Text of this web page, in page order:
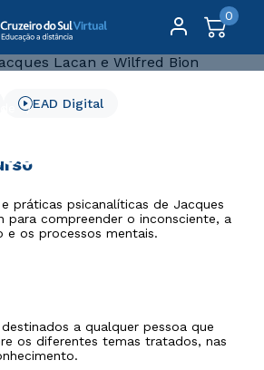
0
para Jacques
Bion
EAD Digital
práticas psicanalíticas de Jacques
para compreender o inconsciente, a
os processos mentais.
a qualquer pessoa que
os diferentes temas tratados, nas